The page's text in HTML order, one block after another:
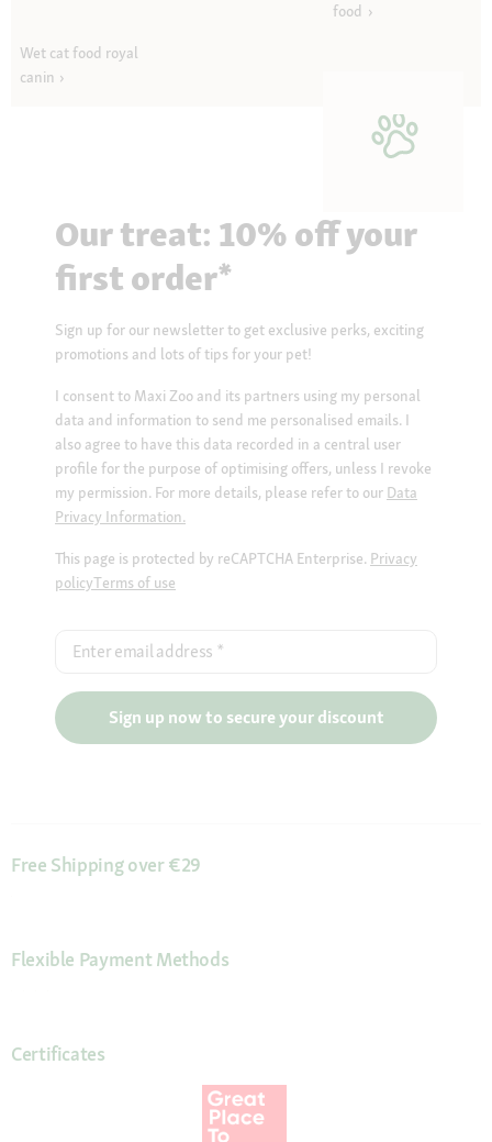
food
Wet cat food royal
canin
Our treat: 10% off your
first order*
Sign up for our newsletter to get exclusive perks, exciting
promotions and lots of tips for your pet!
I consent to Maxi Zoo and its partners using my personal
data and information to send me personalised emails. I
also agree to have this data recorded in a central user
profile for the purpose of optimising offers, unless I revoke
my permission. For more details, please refer to our Data
Privacy Information.
This page is protected by reCAPTCHA Enterprise. Privacy
policyTerms of use
Enter email address *
Sign up now to secure your discount
Free Shipping over €29
Flexible Payment Methods
Certificates